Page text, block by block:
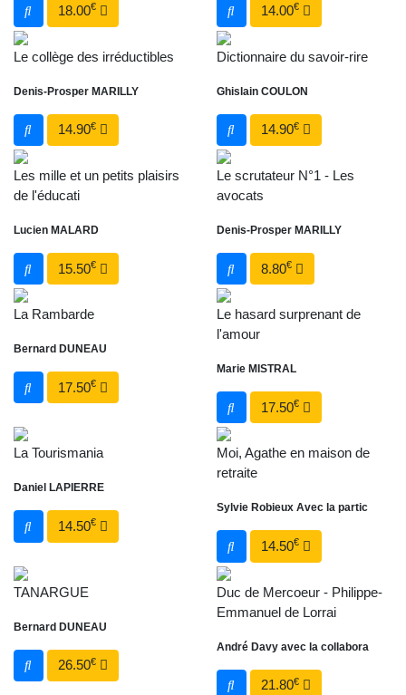
18.00€ 14.00€
Le collège des irréductibles
Denis-Prosper MARILLY
14.90€
Dictionnaire du savoir-rire
Ghislain COULON
14.90€
Les mille et un petits plaisirs
de l'éducati
Lucien MALARD
15.50€
Le scrutateur N°1 - Les
avocats
Denis-Prosper MARILLY
8.80€
La Rambarde
Bernard DUNEAU
17.50€
Le hasard surprenant de
l'amour
Marie MISTRAL
17.50€
La Tourismania
Daniel LAPIERRE
14.50€
Moi, Agathe en maison de
retraite
Sylvie Robieux Avec la partic
14.50€
TANARGUE
Bernard DUNEAU
26.50€
Duc de Mercoeur - Philippe-
Emmanuel de Lorrai
André Davy avec la collabora
21.80€